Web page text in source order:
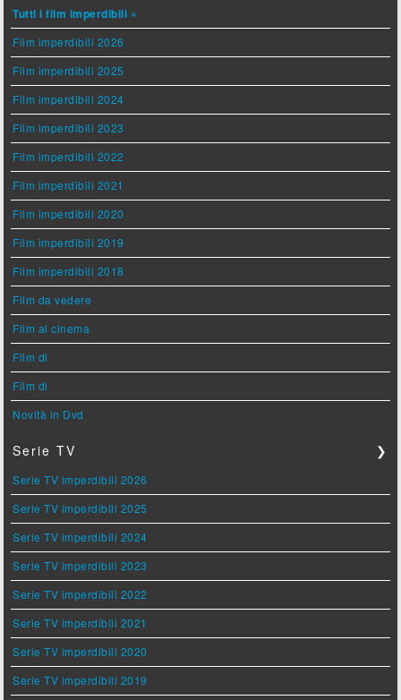
Tutti i film imperdibili »
Film imperdibili 2026
Film imperdibili 2025
Film imperdibili 2024
Film imperdibili 2023
Film imperdibili 2022
Film imperdibili 2021
Film imperdibili 2020
Film imperdibili 2019
Film imperdibili 2018
Film da vedere
Film al cinema
Film di
Film di
Novità in Dvd
Serie TV ❯
Serie TV imperdibili 2026
Serie TV imperdibili 2025
Serie TV imperdibili 2024
Serie TV imperdibili 2023
Serie TV imperdibili 2022
Serie TV imperdibili 2021
Serie TV imperdibili 2020
Serie TV imperdibili 2019